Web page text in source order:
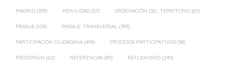
MADRID (359) MOVILIDAD (57) ORDENACIÓN DEL TERRITORIO (61)
PAISAJE (128) PAISAJE TRANSVERSAL (399)
PARTICIPACIÓN CIUDADANA (494) PROCESOS PARTICIPATIVOS (58)
PROCOMÚN (62) REFERENCIAS (83) REFLEXIONES (245)